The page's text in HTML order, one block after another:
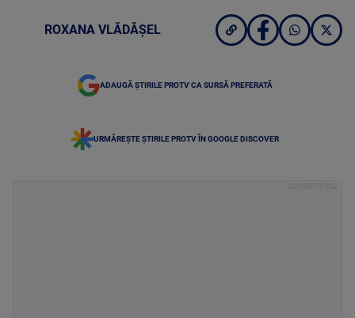
ROXANA VLĂDĂȘEL
ADAUGĂ ȘTIRILE PROTV CA SURSĂ PREFERATĂ
URMĂREȘTE ȘTIRILE PROTV ÎN GOOGLE DISCOVER